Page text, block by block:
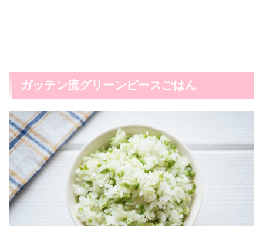
ガッテン流グリーンピースごはん